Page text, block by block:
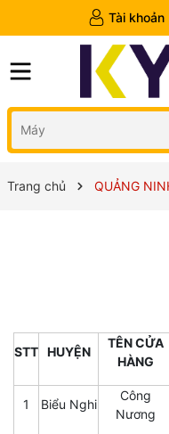
Tài khoản
Trang chủ QUẢNG
STT HUYỆN
TÊN CỬA
HÀNG
1 Biểu Nghi
Công
Nương